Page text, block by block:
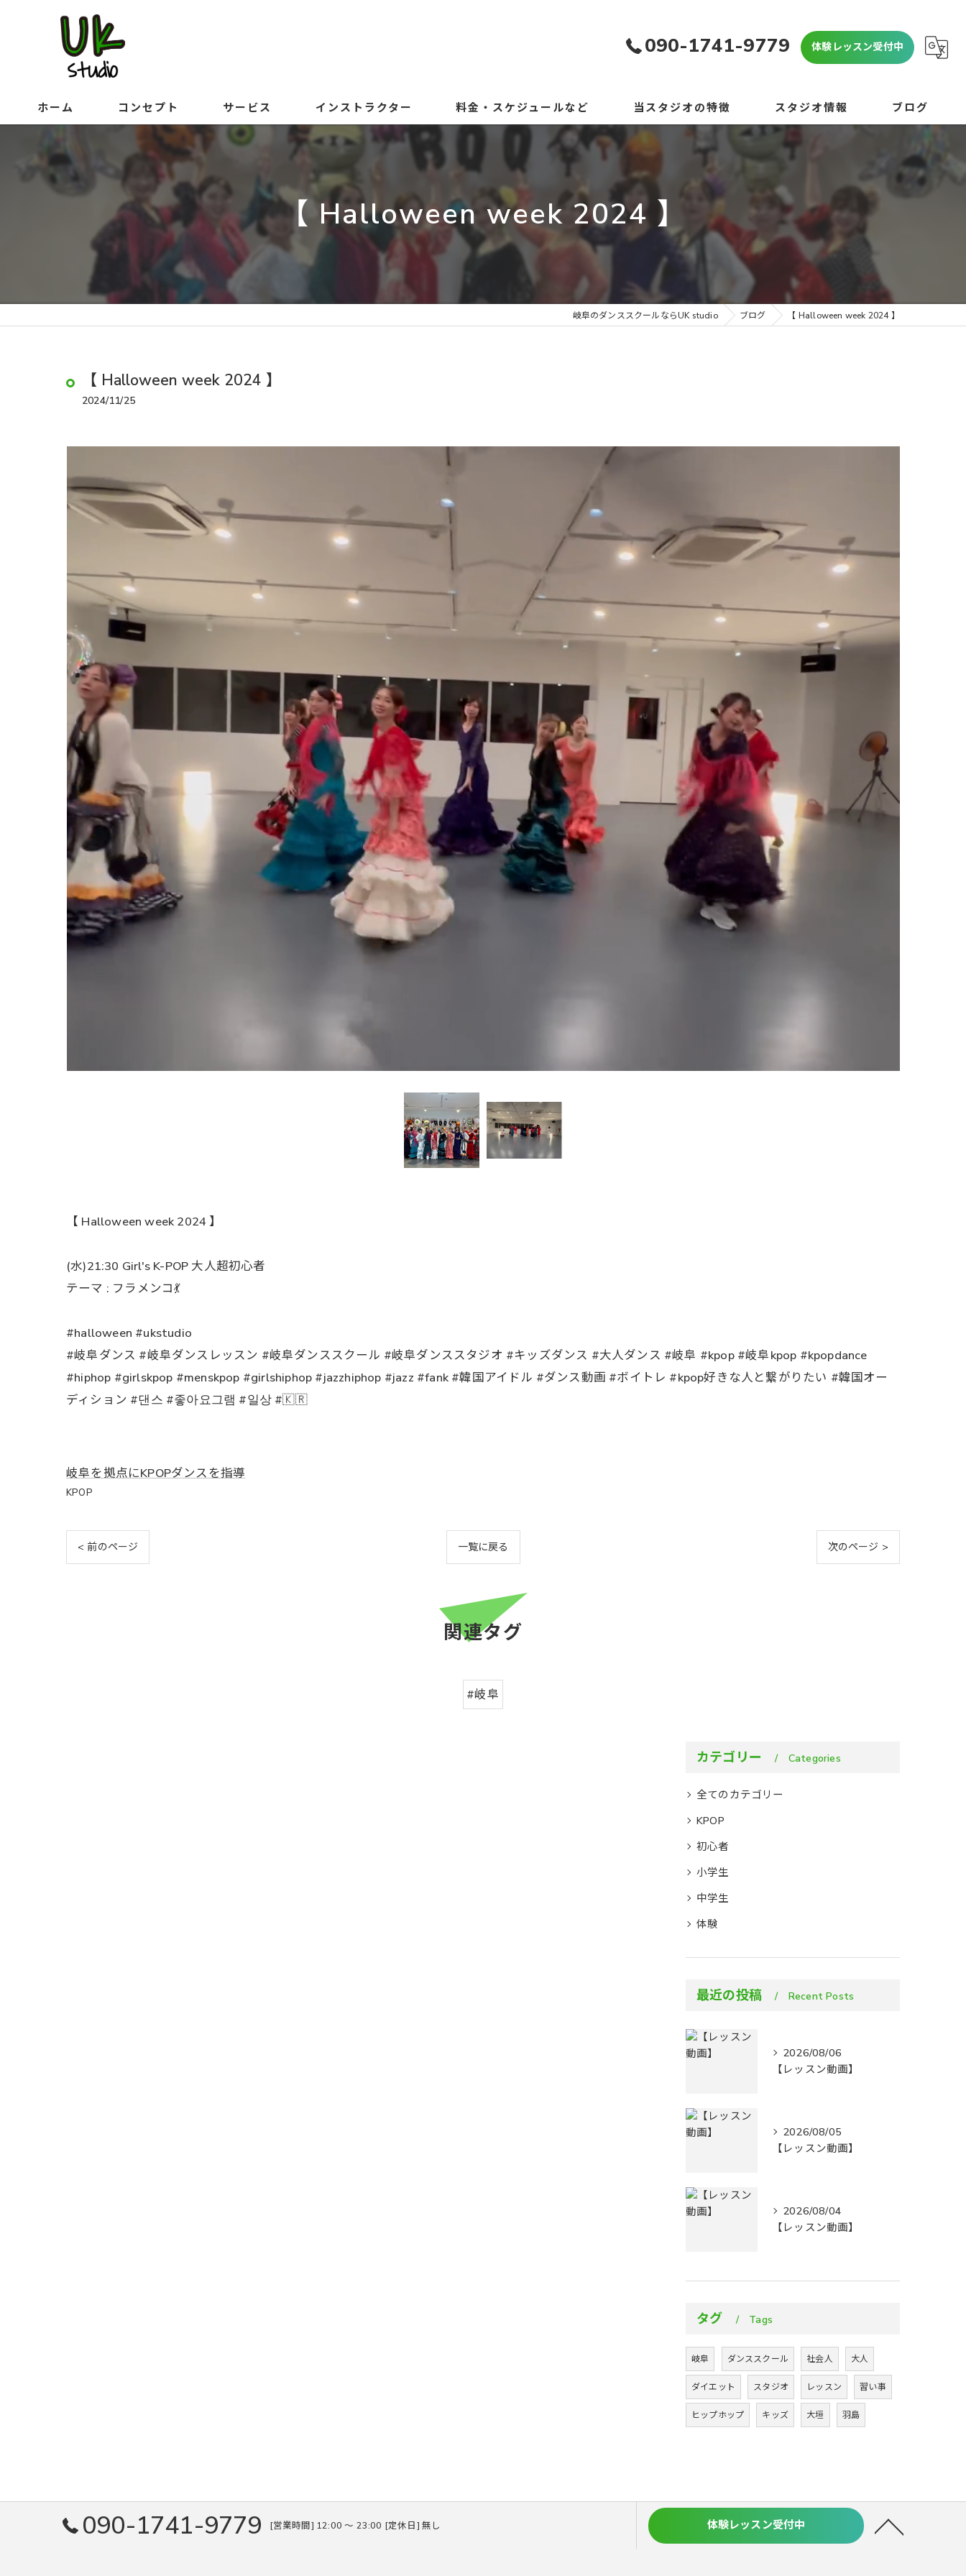
090-1741-9779 体験レッスン受付中
ホーム コンセプト サービス インストラクター 料金・スケジュールなど 当スタジオの特徴
KPOP
初心者
小学生
体験
スタジオ情報
コラム
ブログ
【 Halloween week 2024 】
岐阜のダンススクールならUK studio ブログ 【 Halloween week 2024 】
【 Halloween week 2024 】
2024/11/25
【 Halloween week 2024 】
(水)21:30 Girl's K-POP 大人超初心者
テーマ : フラメンコ💃
#halloween #ukstudio
#岐阜ダンス #岐阜ダンスレッスン #岐阜ダンススクール #岐阜ダンススタジオ #キッズダンス #大人ダンス #岐阜 #kpop #岐阜kpop #kpopdance
#hiphop #girlskpop #menskpop #girlshiphop #jazzhiphop #jazz #fank #韓国アイドル #ダンス動画 #ボイトレ #kpop好きな人と繋がりたい #韓国オー
ディション #댄스 #좋아요그램 #일상 #🇰🇷
岐阜を拠点にKPOPダンスを指導
KPOP
< 前のページ 一覧に戻る 次のページ >
関連タグ
#岐阜
カテゴリー Categories
全てのカテゴリー
KPOP
初心者
小学生
中学生
体験
最近の投稿 Recent Posts
2026/08/06
【レッスン動画】
2026/08/05
【レッスン動画】
2026/08/04
【レッスン動画】
タグ Tags
岐阜 ダンススクール 社会人 大人
ダイエット スタジオ レッスン 習い事
ヒップホップ キッズ 大垣 羽島
090-1741-9779 [営業時間] 12:00 〜 23:00 [定休日] 無し 体験レッスン受付中